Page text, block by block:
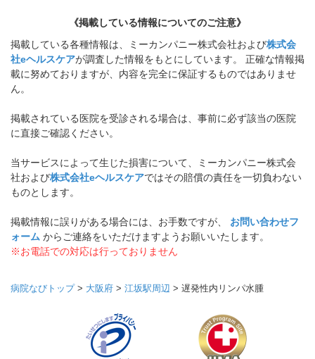
《掲載している情報についてのご注意》
掲載している各種情報は、ミーカンパニー株式会社および株式会
社eヘルスケアが調査した情報をもとにしています。 正確な情報掲
載に努めておりますが、内容を完全に保証するものではありませ
ん。
掲載されている医院を受診される場合は、事前に必ず該当の医院
に直接ご確認ください。
当サービスによって生じた損害について、ミーカンパニー株式会
社および株式会社eヘルスケアではその賠償の責任を一切負わない
ものとします。
掲載情報に誤りがある場合には、お手数ですが、 お問い合わせフ
ォーム からご連絡をいただけますようお願いいたします。
※お電話での対応は行っておりません
病院なびトップ> 大阪府 > 江坂駅周辺 > 遅発性内リンパ水腫